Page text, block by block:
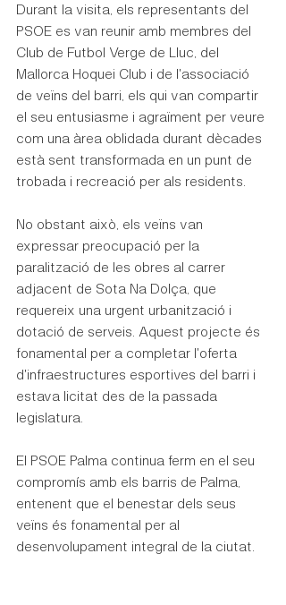
Durant la visita, els representants del
PSOE es van reunir amb membres del
Club de Futbol Verge de Lluc, del
Mallorca Hoquei Club i de l'associació
de veïns del barri, els qui van compartir
el seu entusiasme i agraïment per veure
com una àrea oblidada durant dècades
està sent transformada en un punt de
trobada i recreació per als residents.
No obstant això, els veïns van
expressar preocupació per la
paralització de les obres al carrer
adjacent de Sota Na Dolça, que
requereix una urgent urbanització i
dotació de serveis. Aquest projecte és
fonamental per a completar l'oferta
d'infraestructures esportives del barri i
estava licitat des de la passada
legislatura.
El PSOE Palma continua ferm en el seu
compromís amb els barris de Palma,
entenent que el benestar dels seus
veïns és fonamental per al
desenvolupament integral de la ciutat.